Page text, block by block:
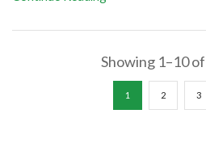
Showing 1–10
1 2 3